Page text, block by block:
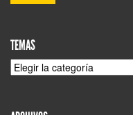
TEMAS
TEMAS